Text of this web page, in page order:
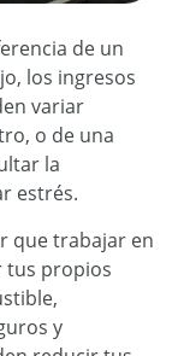
de un
los ingresos
variar
o de una
la
estrés.
quetrabajar en
tus propios
y